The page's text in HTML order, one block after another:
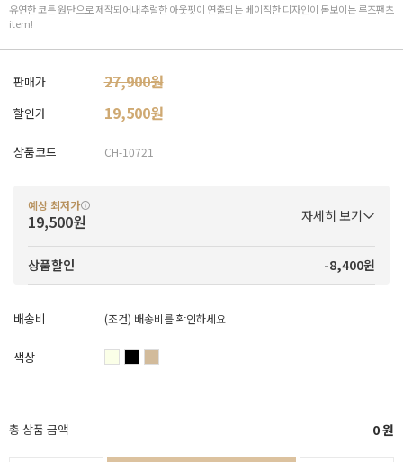
유연한 코튼 원단으로 제작되어내추럴한 아웃핏이 연출되는 베이직한 디자인이 돋보이는 루즈팬츠
item!
판매가 27,900원
할인가 19,500원
상품코드 CH-10721
예상 최저가
19,500원 자세히 보기
상품할인 -8,400원
배송비 (조건) 배송비를 확인하세요
색상
총 상품 금액 0원